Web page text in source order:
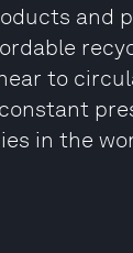
and
to
in the